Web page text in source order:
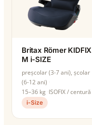
Britax Römer KIDFIX
M i-SIZE
preșcolar (3-7 ani), școlar
(6-12 ani)
15–36 kg ISOFIX / centură
i-Size